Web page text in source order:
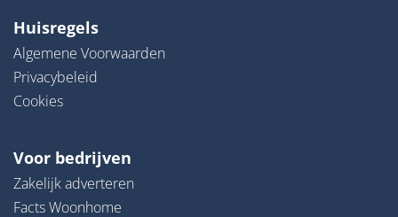
Huisregels
Algemene Voorwaarden
Privacybeleid
Cookies
Voor bedrijven
Zakelijk adverteren
Facts Woonhome